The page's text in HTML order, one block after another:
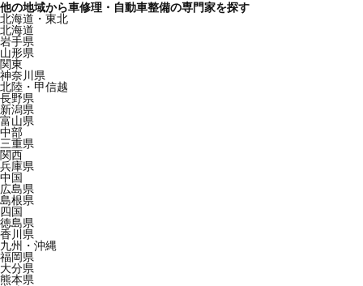
他の地域から車修理・自動車整備の専門家を探す
北海道・東北
北海道
岩手県
山形県
関東
神奈川県
北陸・甲信越
長野県
新潟県
富山県
中部
三重県
関西
兵庫県
中国
広島県
島根県
四国
徳島県
香川県
九州・沖縄
福岡県
大分県
熊本県